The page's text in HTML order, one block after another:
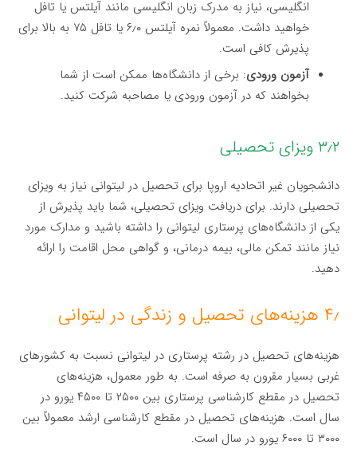
انگلیسی، نیاز به مدرک زبان انگلیسی مانند آیلتس یا تافل
خواهید داشت. معمولاً نمره آیلتس ۶٫۰ یا تافل ۷۵ به بالا برای
پذیرش کافی است.
آزمون ورودی: برخی از دانشگاه‌ها ممکن است از شما
بخواهند که در آزمون ورودی یا مصاحبه شرکت کنید.
۳٫۲ ویزای تحصیلی
دانشجویان غیر اتحادیه اروپا برای تحصیل در لیتوانی نیاز به ویزای
تحصیلی دارند. برای دریافت ویزای تحصیلی، شما باید پذیرش از
یکی از دانشگاه‌های پرستاری لیتوانی را داشته باشید و مدارک مورد
نیاز مانند تمکن مالی، بیمه درمانی، و گواهی محل اقامت را ارائه
دهید.
۴٫ هزینه‌های تحصیل و زندگی در لیتوانی
هزینه‌های تحصیل در رشته پرستاری در لیتوانی نسبت به کشورهای
غربی بسیار مقرون به صرفه است. به طور معمول، هزینه‌های
تحصیل در مقطع کارشناسی پرستاری بین ۲۵۰۰ تا ۴۵۰۰ یورو در
سال است. هزینه‌های تحصیل در مقطع کارشناسی ارشد معمولاً بین
۳۰۰۰ تا ۶۰۰۰ یورو در سال است.